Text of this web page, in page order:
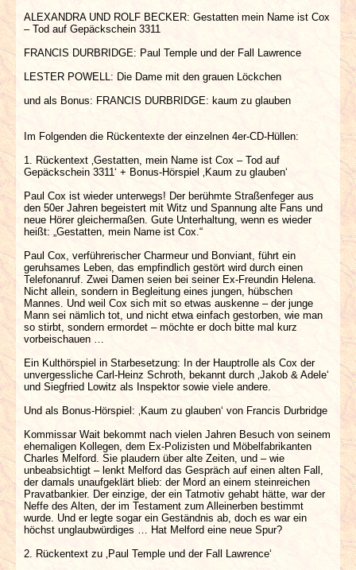
ALEXANDRA UND ROLF BECKER: Gestatten mein Name ist Cox
– Tod auf Gepäckschein 3311
FRANCIS DURBRIDGE: Paul Temple und der Fall Lawrence
LESTER POWELL: Die Dame mit den grauen Löckchen
und als Bonus: FRANCIS DURBRIDGE: kaum zu glauben
Im Folgenden die Rückentexte der einzelnen 4er-CD-Hüllen:
1. Rückentext ‚Gestatten, mein Name ist Cox – Tod auf
Gepäckschein 3311‘ + Bonus-Hörspiel ‚Kaum zu glauben‘
Paul Cox ist wieder unterwegs! Der berühmte Straßenfeger aus
den 50er Jahren begeistert mit Witz und Spannung alte Fans und
neue Hörer gleichermaßen. Gute Unterhaltung, wenn es wieder
heißt: „Gestatten, mein Name ist Cox.“
Paul Cox, verführerischer Charmeur und Bonviant, führt ein
geruhsames Leben, das empfindlich gestört wird durch einen
Telefonanruf. Zwei Damen seien bei seiner Ex-Freundin Helena.
Nicht allein, sondern in Begleitung eines jungen, hübschen
Mannes. Und weil Cox sich mit so etwas auskenne – der junge
Mann sei nämlich tot, und nicht etwa einfach gestorben, wie man
so stirbt, sondern ermordet – möchte er doch bitte mal kurz
vorbeischauen …
Ein Kulthörspiel in Starbesetzung: In der Hauptrolle als Cox der
unvergessliche Carl-Heinz Schroth, bekannt durch ‚Jakob & Adele‘
und Siegfried Lowitz als Inspektor sowie viele andere.
Und als Bonus-Hörspiel: ‚Kaum zu glauben‘ von Francis Durbridge
Kommissar Wait bekommt nach vielen Jahren Besuch von seinem
ehemaligen Kollegen, dem Ex-Polizisten und Möbelfabrikanten
Charles Melford. Sie plaudern über alte Zeiten, und – wie
unbeabsichtigt – lenkt Melford das Gespräch auf einen alten Fall,
der damals unaufgeklärt blieb: der Mord an einem steinreichen
Pravatbankier. Der einzige, der ein Tatmotiv gehabt hätte, war der
Neffe des Alten, der im Testament zum Alleinerben bestimmt
wurde. Und er legte sogar ein Geständnis ab, doch es war ein
höchst unglaubwürdiges … Hat Melford eine neue Spur?
2. Rückentext zu ‚Paul Temple und der Fall Lawrence‘